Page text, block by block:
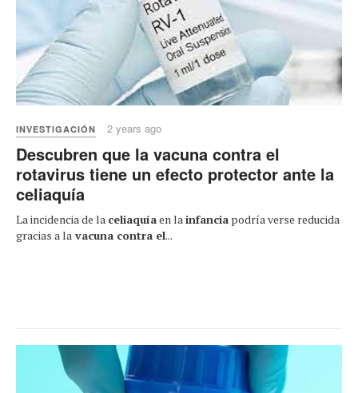
INVESTIGACIÓN 2 years ago
Descubren que la vacuna contra el
rotavirus tiene un efecto protector ante la
celiaquía
La incidencia de la celiaquíaen lainfancia podría verse reducida
gracias a la vacuna contra el...